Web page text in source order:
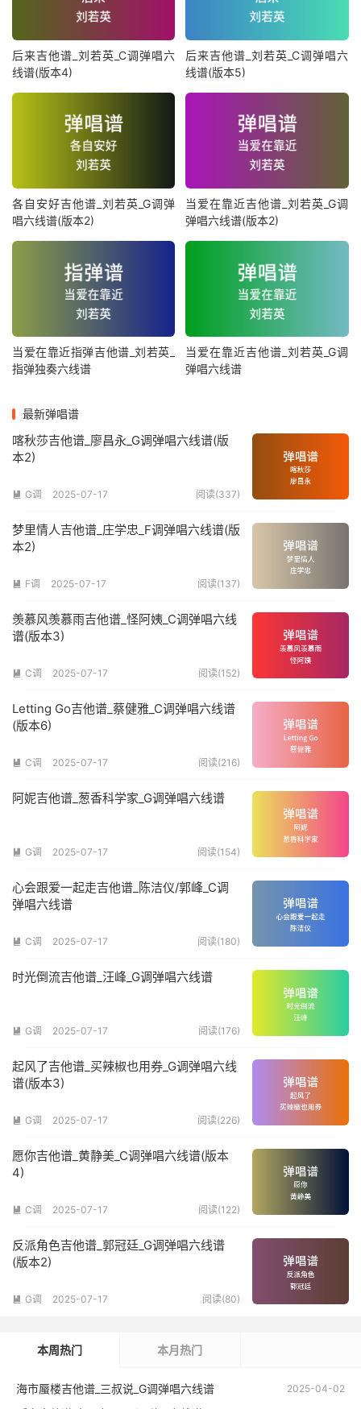
后来吉他谱_刘若英_C调弹唱六
线谱(版本4)
后来吉他谱_刘若英_C调弹唱六
线谱(版本5)
各自安好吉他谱_刘若英_G调弹
唱六线谱(版本2)
当爱在靠近吉他谱_刘若英_G调
弹唱六线谱(版本2)
当爱在靠近指弹吉他谱_刘若英_
指弹独奏六线谱
当爱在靠近吉他谱_刘若英_G调
弹唱六线谱
最新弹唱谱
喀秋莎吉他谱_廖昌永_G调弹唱六线谱(版
本2)
 G调 2025-07-17 阅读(337)
梦里情人吉他谱_庄学忠_F调弹唱六线谱(版
本2)
 F调 2025-07-17 阅读(137)
羡慕风羡慕雨吉他谱_怪阿姨_C调弹唱六线
谱(版本3)
 C调 2025-07-17 阅读(152)
Letting Go吉他谱_蔡健雅_C调弹唱六线谱
(版本6)
 C调 2025-07-17 阅读(216)
阿妮吉他谱_葱香科学家_G调弹唱六线谱
 G调 2025-07-17 阅读(154)
心会跟爱一起走吉他谱_陈洁仪/郭峰_C调
弹唱六线谱
 C调 2025-07-17 阅读(180)
时光倒流吉他谱_汪峰_G调弹唱六线谱
 G调 2025-07-17 阅读(176)
起风了吉他谱_买辣椒也用券_G调弹唱六线
谱(版本3)
 G调 2025-07-17 阅读(226)
愿你吉他谱_黄静美_C调弹唱六线谱(版本
4)
 C调 2025-07-17 阅读(122)
反派角色吉他谱_郭冠廷_G调弹唱六线谱
(版本2)
 G调 2025-07-17 阅读(80)
本周热门 本月热门
2025-04-02
海市蜃楼吉他谱_三叔说_G调弹唱六线谱